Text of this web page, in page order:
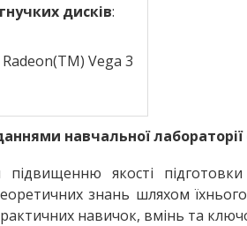
дисків:
Radeon(TM) Vega 3
навчальної лабораторії
підвищенню якості
знань шляхом
навичок, вмінь та